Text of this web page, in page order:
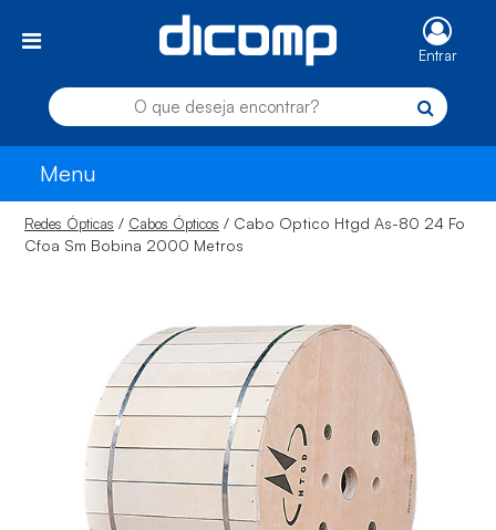
Entrar
Menu
Redes Ópticas / Cabos Ópticos / Cabo Optico Htgd As-80 24 Fo
Cfoa Sm Bobina 2000 Metros